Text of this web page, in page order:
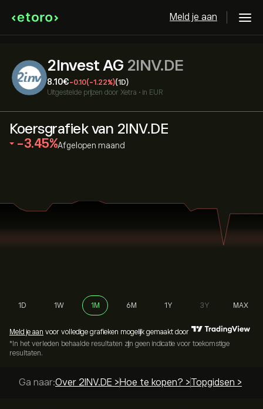
Meld je aan
2Invest AG 2INV.DE
8.10‎€‎-0.10(-1.22%)(1D)
Uitgestelde prijzen door Xetra • in EUR
Koersgrafiek van 2INV.DE
‎-3.45‎ Afgelopen maand
1D 1W 1M 6M 1Y 3Y MAX
Meld je aan voor volledige grafieken mogelijk gemaakt door
*In het verleden behaalde resultaten zijn geen indicatie voor toekomstige
resultaten.
Ga naar:Over 2INV.DE > Hoe te kopen? >Topgidsen >